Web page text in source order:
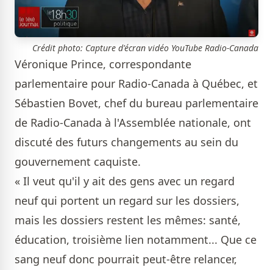
Crédit photo: Capture d'écran vidéo YouTube Radio-Canada
Véronique Prince, correspondante
parlementaire pour Radio-Canada à Québec, et
Sébastien Bovet, chef du bureau parlementaire
de Radio-Canada à l'Assemblée nationale, ont
discuté des futurs changements au sein du
gouvernement caquiste.
« Il veut qu'il y ait des gens avec un regard
neuf qui portent un regard sur les dossiers,
mais les dossiers restent les mêmes: santé,
éducation, troisième lien notamment... Que ce
sang neuf donc pourrait peut-être relancer,